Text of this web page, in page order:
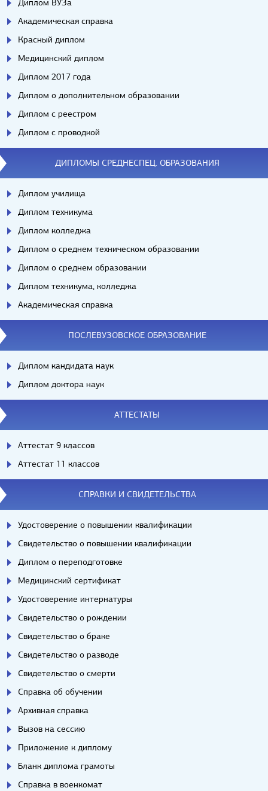
Диплом ВУЗа
Академическая справка
Красный диплом
Медицинский диплом
Диплом 2017 года
Диплом о дополнительном образовании
Диплом с реестром
Диплом с проводкой
ДИПЛОМЫ СРЕДНЕСПЕЦ. ОБРАЗОВАНИЯ
Диплом училища
Диплом техникума
Диплом колледжа
Диплом о среднем техническом образовании
Диплом о среднем образовании
Диплом техникума, колледжа
Академическая справка
ПОСЛЕВУЗОВСКОЕ ОБРАЗОВАНИЕ
Диплом кандидата наук
Диплом доктора наук
АТТЕСТАТЫ
Аттестат 9 классов
Аттестат 11 классов
СПРАВКИ И СВИДЕТЕЛЬСТВА
Удостоверение о повышении квалификации
Свидетельство о повышении квалификации
Диплом о переподготовке
Медицинский сертификат
Удостоверение интернатуры
Свидетельство о рождении
Свидетельство о браке
Свидетельство о разводе
Свидетельство о смерти
Справка об обучении
Архивная справка
Вызов на сессию
Приложение к диплому
Бланк диплома грамоты
Справка в военкомат